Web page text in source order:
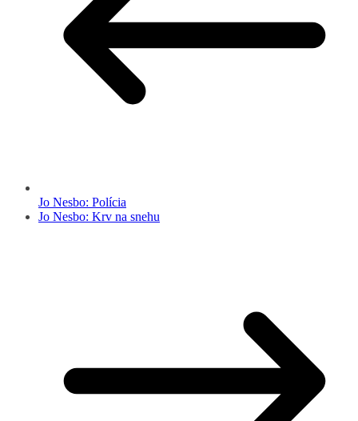
Jo Nesbo: Polícia
Jo Nesbo: Krv na snehu